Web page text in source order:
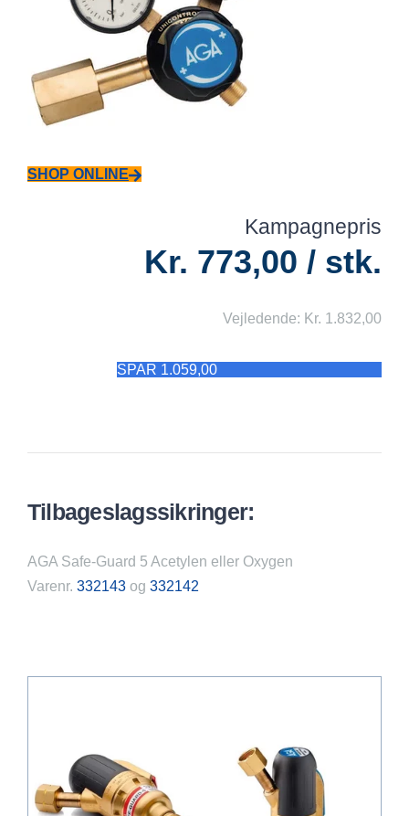
SHOP ONLINE
Kampagnepris
Kr. 773,00 / stk.
Vejledende: Kr. 1.832,00
SPAR 1.059,00
Tilbageslagssikringer:
AGA Safe-Guard 5 Acetylen eller Oxygen
Varenr. 332143 og 332142